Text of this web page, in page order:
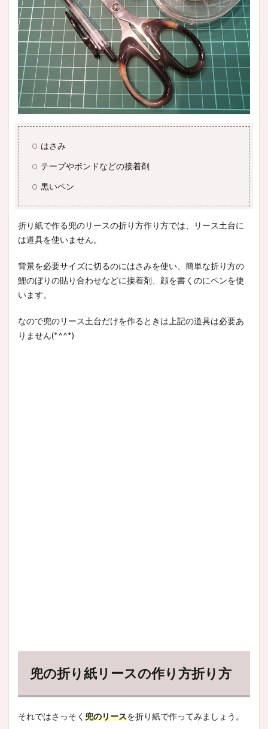
はさみ
テープやボンドなどの接着剤
黒いペン
折り紙で作る兜のリースの折り方作り方では、リース土台に
は道具を使いません。
背景を必要サイズに切るのにはさみを使い、簡単な折り方の
鯉のぼりの貼り合わせなどに接着剤、顔を書くのにペンを使
います。
なので兜のリース土台だけを作るときは上記の道具は必要あ
りません(*^^*)
兜の折り紙リースの作り方折り方
それではさっそく 兜のリースを折り紙で作ってみましょう。